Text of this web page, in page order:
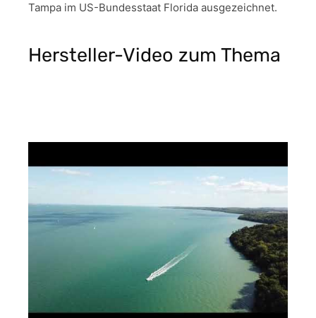
Tampa im US-Bundesstaat Florida ausgezeichnet.
Hersteller-Video zum Thema